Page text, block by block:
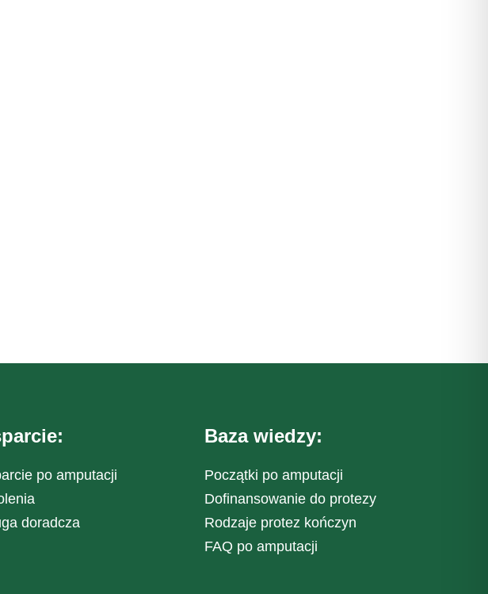
po amputacji
doradcza
Baza wiedzy:
Początki po amputacji
Dofinansowanie do protezy
Rodzaje protez kończyn
FAQ po amputacji